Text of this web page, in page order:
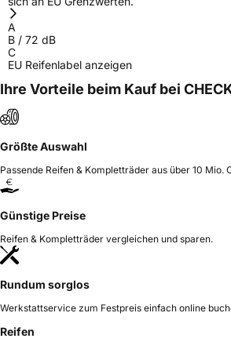
Verantwortliche
A
B / 72 dB
C
EU Reifenlabel anzeigen
Ihre Vorteile beim Kauf bei
Größte Auswahl
Passende Reifen & Kompletträder aus über 10 Mio.
Günstige Preise
Reifen & Kompletträder vergleichen und sparen.
Rundum sorglos
Werkstattservice zum Festpreis einfach online
Reifen